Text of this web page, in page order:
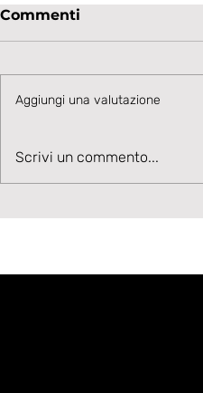
Talento in
Commenti
Aggiungi una valutazione
Scrivi un commento...